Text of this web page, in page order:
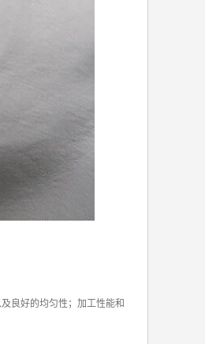
良好的均匀性；加工性能和